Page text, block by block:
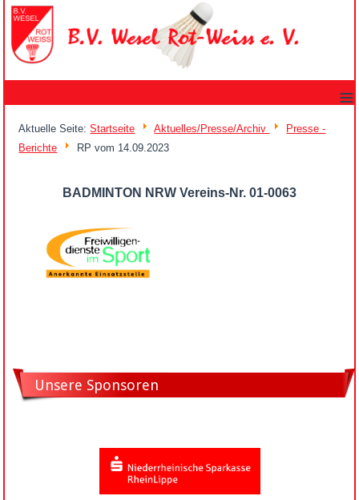
≡
Aktuelle Seite:Startseite Aktuelles/Presse/Archiv
Presse -
Berichte
RP vom 14.09.2023
BADMINTON NRW Vereins-Nr. 01-0063
Unsere Sponsoren